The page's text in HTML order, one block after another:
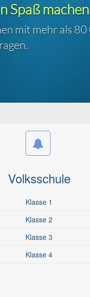
Spaß
mit mehr als80
Volksschule
Klasse 1
Klasse 2
Klasse 3
Klasse 4